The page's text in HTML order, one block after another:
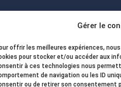
Gérer le
offrir les meilleures expériences,
pour stocker et/ou accéder aux
à ces technologies nous
de navigation ou les ID
ou de retirer son